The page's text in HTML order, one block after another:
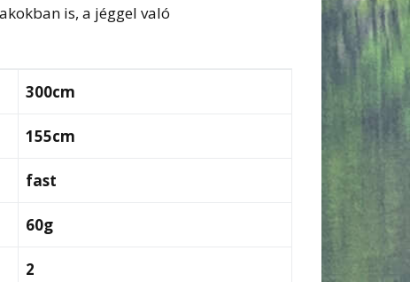
is, a jéggel való
300cm
155cm
fast
60g
2